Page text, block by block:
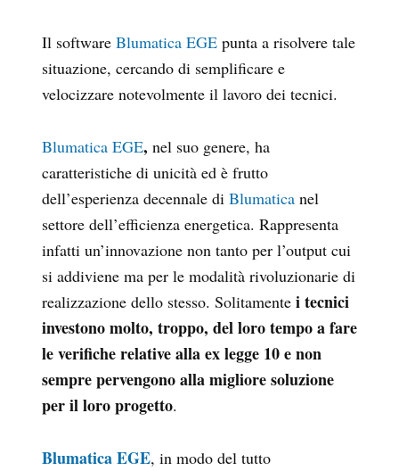
Il software Blumatica EGE punta a risolvere tale
situazione, cercando di semplificare e
velocizzare notevolmente il lavoro dei tecnici.
Blumatica EGE, nel suo genere, ha
caratteristiche di unicità ed è frutto
dell’esperienza decennale di Blumatica nel
settore dell’efficienza energetica. Rappresenta
infatti un’innovazione non tanto per l’output cui
si addiviene ma per le modalità rivoluzionarie di
realizzazione dello stesso. Solitamente i tecnici
investono molto, troppo, del loro tempo a fare
le verifiche relative alla ex legge 10 e non
sempre pervengono alla migliore soluzione
per il loro progetto.
Blumatica EGE, in modo del tutto